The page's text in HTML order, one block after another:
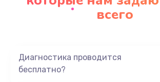
всего
Диагностика проводится
бесплатно?